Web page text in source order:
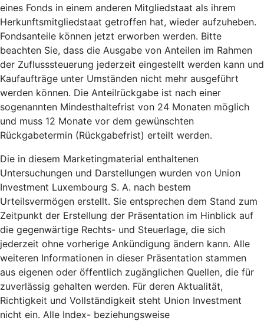
eines Fonds in einem anderen Mitgliedstaat als ihrem
Herkunftsmitgliedstaat getroffen hat, wieder aufzuheben.
Fondsanteile können jetzt erworben werden. Bitte
beachten Sie, dass die Ausgabe von Anteilen im Rahmen
der Zuflusssteuerung jederzeit eingestellt werden kann und
Kaufaufträge unter Umständen nicht mehr ausgeführt
werden können. Die Anteilrückgabe ist nach einer
sogenannten Mindesthaltefrist von 24 Monaten möglich
und muss 12 Monate vor dem gewünschten
Rückgabetermin (Rückgabefrist) erteilt werden.
Die in diesem Marketingmaterial enthaltenen
Untersuchungen und Darstellungen wurden von Union
Investment Luxembourg S. A. nach bestem
Urteilsvermögen erstellt. Sie entsprechen dem Stand zum
Zeitpunkt der Erstellung der Präsentation im Hinblick auf
die gegenwärtige Rechts- und Steuerlage, die sich
jederzeit ohne vorherige Ankündigung ändern kann. Alle
weiteren Informationen in dieser Präsentation stammen
aus eigenen oder öffentlich zugänglichen Quellen, die für
zuverlässig gehalten werden. Für deren Aktualität,
Richtigkeit und Vollständigkeit steht Union Investment
nicht ein. Alle Index- beziehungsweise